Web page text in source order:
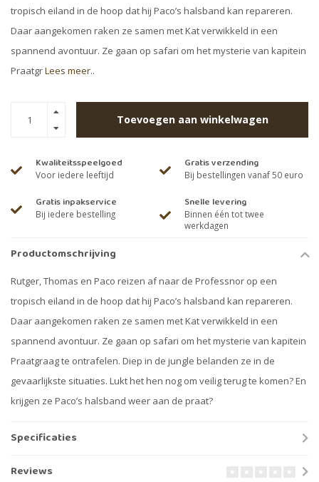
tropisch eiland in de hoop dat hij Paco’s halsband kan repareren.
Daar aangekomen raken ze samen met Kat verwikkeld in een
spannend avontuur. Ze gaan op safari om het mysterie van kapitein
PraatgrLees meer..
Toevoegen aan winkelwagen
Kwaliteitsspeelgoed
Voor iedere leeftijd
Gratis verzending
Bij bestellingen vanaf 50 euro
Gratis inpakservice
Bij iedere bestelling
Snelle levering
Binnen één tot twee
werkdagen
Productomschrijving
Rutger, Thomas en Paco reizen af naar de Professnor op een
tropisch eiland in de hoop dat hij Paco’s halsband kan repareren.
Daar aangekomen raken ze samen met Kat verwikkeld in een
spannend avontuur. Ze gaan op safari om het mysterie van kapitein
Praatgraag te ontrafelen. Diep in de jungle belanden ze in de
gevaarlijkste situaties. Lukt het hen nog om veilig terug te komen? En
krijgen ze Paco’s halsband weer aan de praat?
Specificaties
Reviews